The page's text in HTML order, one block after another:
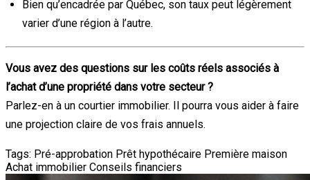
Bien qu’encadrée par Québec, son taux peut légèrement
varier d’une région à l’autre.
Vous avez des questions sur les coûts réels associés à
l’achat d’une propriété dans votre secteur ?
Parlez-en à un courtier immobilier. Il pourra vous aider à faire
une projection claire de vos frais annuels.
Tags: Pré-approbation Prêt hypothécaire Première maison
Achat immobilier Conseils financiers